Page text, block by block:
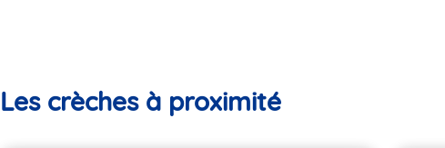
Les crèches à proximité